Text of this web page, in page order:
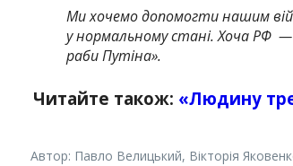
Ми хочемо допомогти нашим
у нормальному стані. Хоча РФ —
раби Путіна».
Читайте також: «Людину
Автор: Павло Велицький, Вікторія